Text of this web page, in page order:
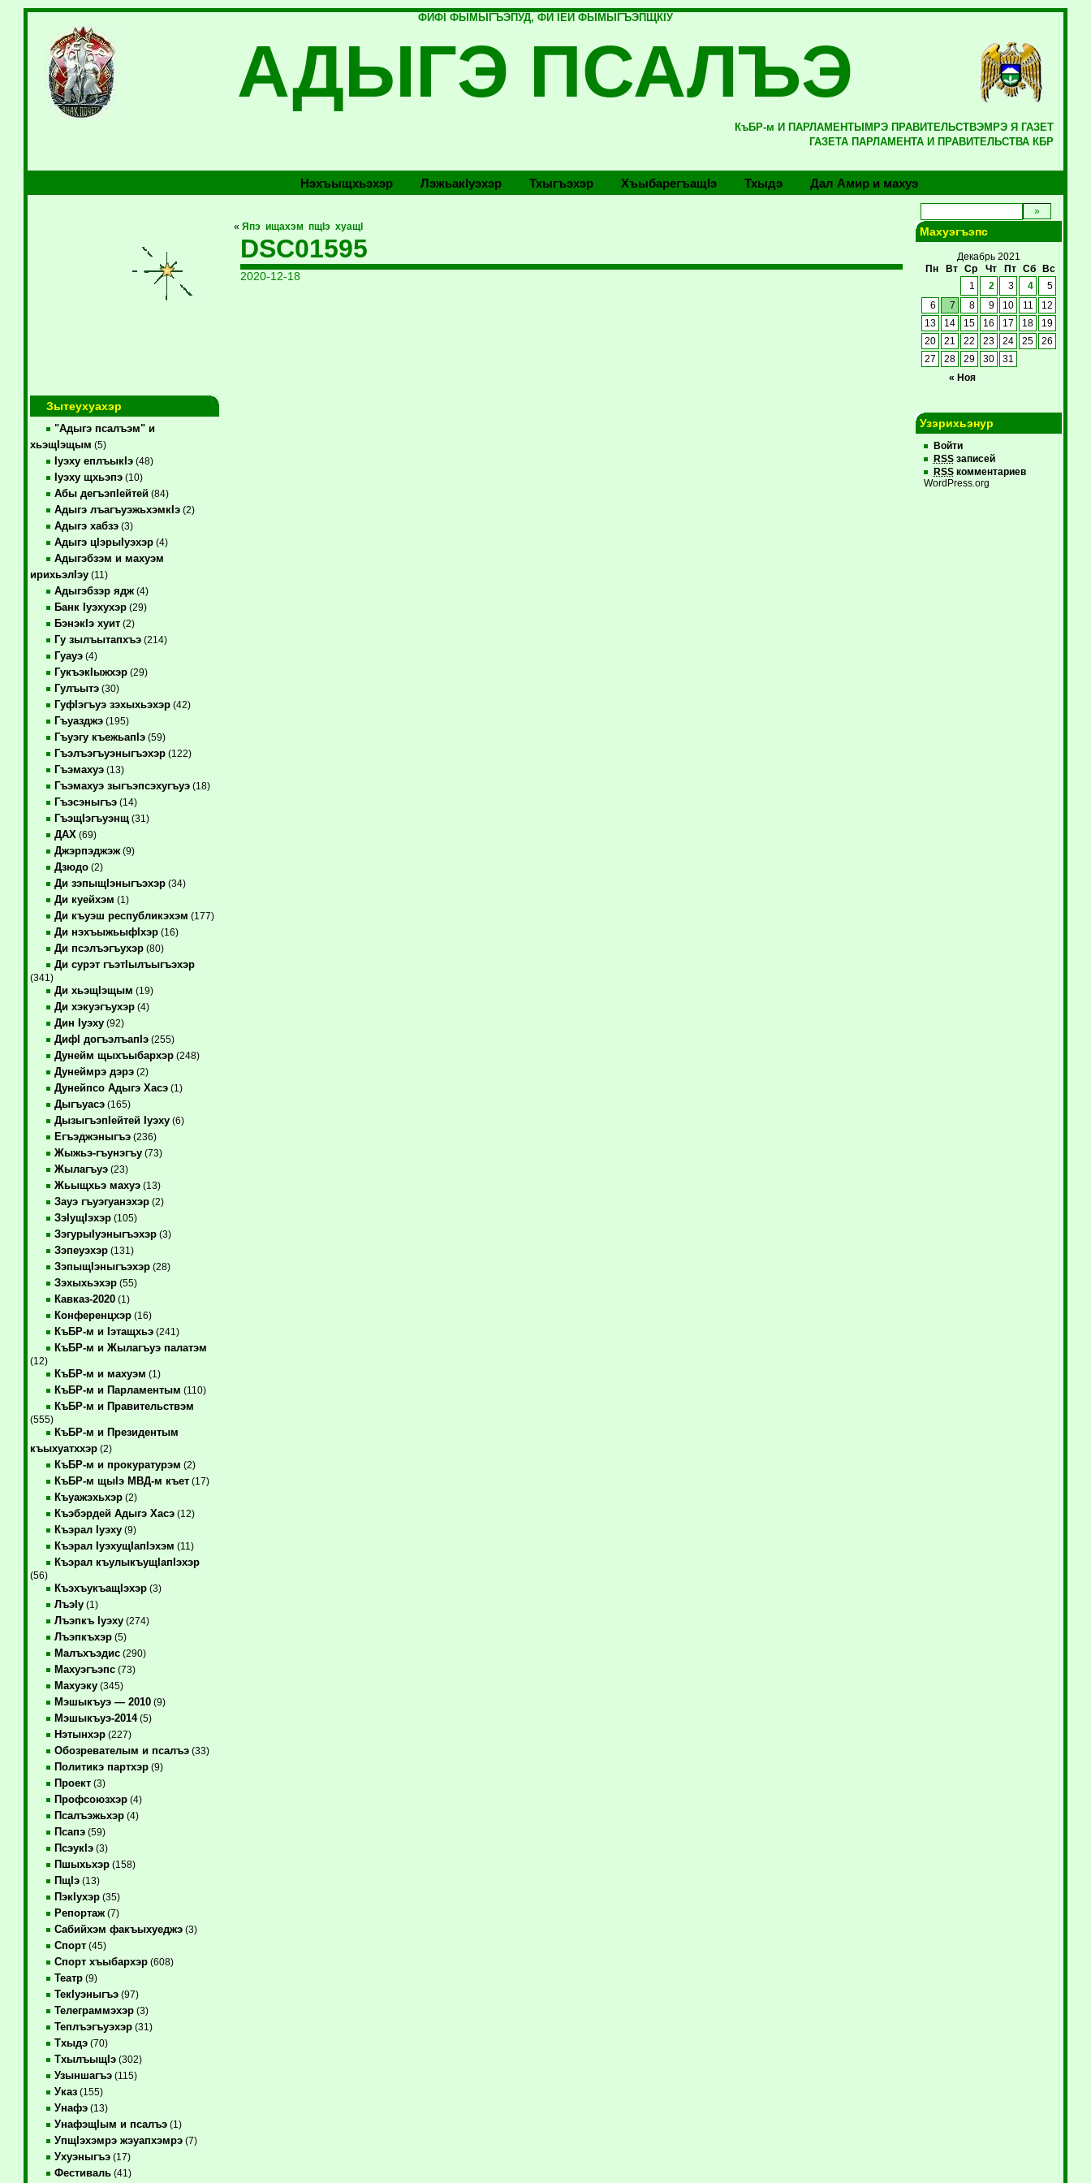
ФИФI ФЫМЫГЪЭПУД, ФИ IЕЙ ФЫМЫГЪЭПЩКIУ
АДЫГЭ ПСАЛЪЭ
КъБР-м И ПАРЛАМЕНТЫМРЭ ПРАВИТЕЛЬСТВЭМРЭ Я ГАЗЕТ
ГАЗЕТА ПАРЛАМЕНТА И ПРАВИТЕЛЬСТВА КБР
Нэхъыщхьэхэр Лэжьакlуэхэр Тхыгъэхэр Хъыбарегъащlэ Тхыдэ Дал Амир и махуэ
Зытеухуахэр
"Адыгэ псалъэм" и
хьэщIэщым (5)
Iуэху еплъыкIэ(48)
Iуэху щхьэпэ(10)
Абы дегъэпIейтей(84)
Адыгэ лъагъуэжьхэмкIэ(2)
Адыгэ хабзэ(3)
Адыгэ цIэрыIуэхэр(4)
Адыгэбзэм и махуэм
ирихьэлIэу(11)
Адыгэбзэр ядж(4)
Банк Iуэхухэр(29)
БэнэкIэ хуит(2)
Гу зылъытапхъэ(214)
Гуауэ(4)
ГукъэкIыжхэр(29)
Гулъытэ(30)
ГуфIэгъуэ зэхыхьэхэр(42)
Гъуазджэ(195)
Гъуэгу къежьапIэ(59)
Гъэлъэгъуэныгъэхэр(122)
Гъэмахуэ(13)
Гъэмахуэ зыгъэпсэхугъуэ(18)
Гъэсэныгъэ(14)
ГъэщIэгъуэнщ(31)
ДАХ (69)
Джэрпэджэж(9)
Дзюдо(2)
Ди зэпыщIэныгъэхэр(34)
Ди куейхэм (1)
Ди къуэш республикэхэм (177)
Ди нэхъыжьыфIхэр(16)
Ди псэлъэгъухэр(80)
Ди сурэт гъэтIылъыгъэхэр
(341)
Ди хьэщIэщым (19)
Ди хэкуэгъухэр(4)
Дин Iуэху(92)
ДифI догъэлъапIэ(255)
Дунейм щыхъыбархэр(248)
Дунеймрэ дэрэ(2)
Дунейпсо Адыгэ Хасэ(1)
Дыгъуасэ(165)
ДызыгъэпIейтей Iуэху(6)
Егъэджэныгъэ(236)
Жыжьэ-гъунэгъу(73)
Жылагъуэ(23)
Жьыщхьэ махуэ(13)
Зауэ гъуэгуанэхэр(2)
ЗэIущIэхэр(105)
ЗэгурыIуэныгъэхэр(3)
Зэпеуэхэр(131)
ЗэпыщIэныгъэхэр(28)
Зэхыхьэхэр(55)
Кавказ-2020(1)
Конференцхэр(16)
КъБР-м и Iэтащхьэ(241)
КъБР-м и Жылагъуэ палатэм
(12)
КъБР-м и махуэм (1)
КъБР-м и Парламентым (110)
КъБР-м и Правительствэм
(555)
КъБР-м и Президентым
къыхуатххэр(2)
КъБР-м и прокуратурэм (2)
КъБР-м щыIэ МВД-м къет(17)
Къуажэхьхэр(2)
Къэбэрдей Адыгэ Хасэ(12)
Къэрал Iуэху(9)
Къэрал IуэхущIапIэхэм (11)
Къэрал къулыкъущIапIэхэр
(56)
КъэхъукъащIэхэр(3)
ЛъэIу(1)
Лъэпкъ Iуэху(274)
Лъэпкъхэр(5)
Малъхъэдис(290)
Махуэгъэпс(73)
Махуэку(345)
Мэшыкъуэ — 2010(9)
Мэшыкъуэ-2014(5)
Нэтынхэр(227)
Обозревателым и псалъэ(33)
Политикэ партхэр(9)
Проект(3)
Профсоюзхэр(4)
Псалъэжьхэр(4)
Псапэ(59)
ПсэукIэ(3)
Пшыхьхэр(158)
ПщIэ(13)
ПэкIухэр(35)
Репортаж(7)
Сабийхэм факъыхуеджэ(3)
Спорт(45)
Спорт хъыбархэр(608)
Театр(9)
ТекIуэныгъэ(97)
Телеграммэхэр(3)
Теплъэгъуэхэр(31)
Тхыдэ(70)
ТхылъыщIэ(302)
Узыншагъэ(115)
Указ(155)
Унафэ(13)
УнафэщIым и псалъэ(1)
УпщIэхэмрэ жэуапхэмрэ(7)
Ухуэныгъэ(17)
Фестиваль(41)
« Япэ ищахэм пщIэ хуащI
DSC01595
2020-12-18
Махуэгъэпс
Декабрь 2021
Пн
Вт Ср Чт Пт Сб Вс
« Ноя
1 2 3 4
5
6
7 8 9 10 11
12
13
14 15 16 17 18
19
20
21 22 23 24 25
26
27
28 29 30 31
Узэрихьэнур
Войти
RSSзаписей
RSSкомментариев
WordPress.org